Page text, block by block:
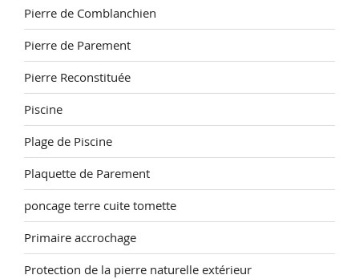
Pierre de Comblanchien
Pierre de Parement
Pierre Reconstituée
Piscine
Plage de Piscine
Plaquette de Parement
poncage terre cuite tomette
Primaire accrochage
Protection de la pierre naturelle extérieur